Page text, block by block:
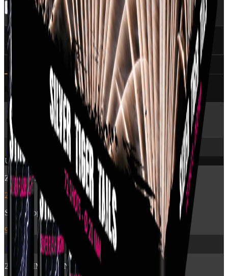
Læg i kurv
✅ CE Godkendt EU-certificeret
🇩🇰
Dansk distributørWorld Of Fireworks
🚀
Professionelt udvalg
Specifikationer (6) Ansvarlig part
Der findes ikke specifik beskrivelse for dette produkt endnu
🔥 Flere produkterfra Pyroshow
🎆
Udsolgt
Zensation: Brocade Crown
249 kr.
Stroboscope 60sec
99 kr.
🎆
2840 - TIME RAIN WILLOW CROSSETTE FAN